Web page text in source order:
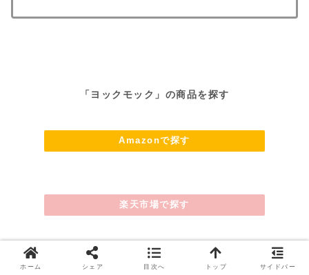
「 ヨックモック 」の商品を探す
Amazonで探す
楽天市場で探す
Y!ショッピング
ホーム シェア 目次へ トップ サイドバー